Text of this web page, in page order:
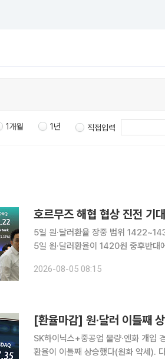
1개월 1년 직접입력
호르무즈 해협 협상 진전
5일 원·달러환율 장중 범위
5일 원·달러환율이 1420원 중후반대에서 등락할
영해 1420원대 안착을 시도할 것으
2026-08-05 08:15
[환율마감] 원·달러 이틀째
SK하이닉스+중공업 물량·엔화 개입 경
환율이 이틀째 상승했다(원화 약세). 다만